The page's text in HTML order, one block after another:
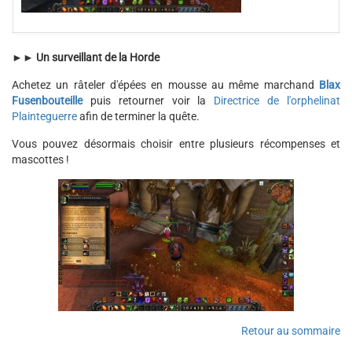
►► Un surveillant de la Horde
Achetez un râteler d'épées en mousse au même marchand Blax
Fusenbouteillepuis retourner voir la Directrice de l'orphelinat
Plainteguerreafin de terminer la quête.
Vous pouvez désormais choisir entre plusieurs récompenses et
mascottes !
Retour au sommaire